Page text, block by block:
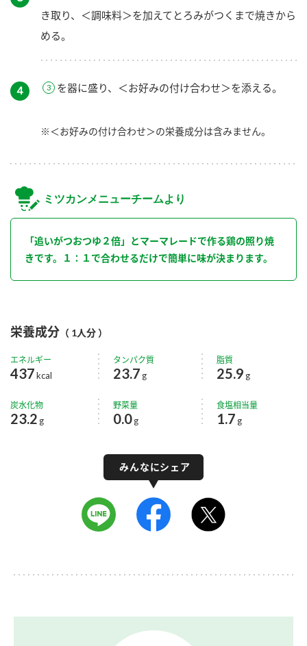
き取り、＜調味料＞を加えてとろみがつくまで焼きから
める。
４ を器に盛り、＜お好みの付け合わせ＞を添える。
※＜お好みの付け合わせ＞の栄養成分は含みません。
ミツカンメニューチームより
「追いがつおつゆ２倍」とマーマレードで作る鶏の照り焼
きです。１：１で合わせるだけで簡単に味が決まります。
栄養成分 （ 1人分 ）
エネルギー
437kcal
タンパク質
23.7 g
脂質
25.9 g
炭水化物
23.2 g
野菜量
0.0g
食塩相当量
1.7 g